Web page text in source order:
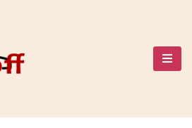
мир: Марки,